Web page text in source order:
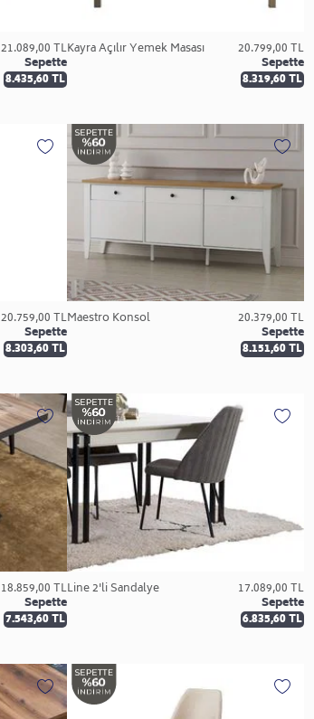
21.089,00 TL
Sepette
8.435,60 TL
Kayra Açılır Yemek Masası 20.799,00 TL
Sepette
8.319,60 TL
20.759,00 TL
Sepette
8.303,60 TL
Maestro Konsol 20.379,00 TL
Sepette
8.151,60 TL
18.859,00 TL
Sepette
7.543,60 TL
Line 2'li Sandalye 17.089,00 TL
Sepette
6.835,60 TL